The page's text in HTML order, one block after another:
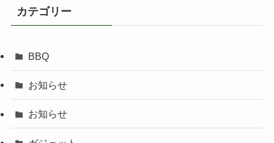
カテゴリー
BBQ
お知らせ
お知らせ